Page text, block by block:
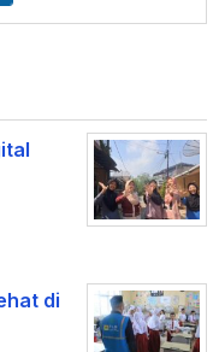
di